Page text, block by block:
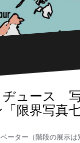
ヂュース
限界写真七
ター（階段の展示は